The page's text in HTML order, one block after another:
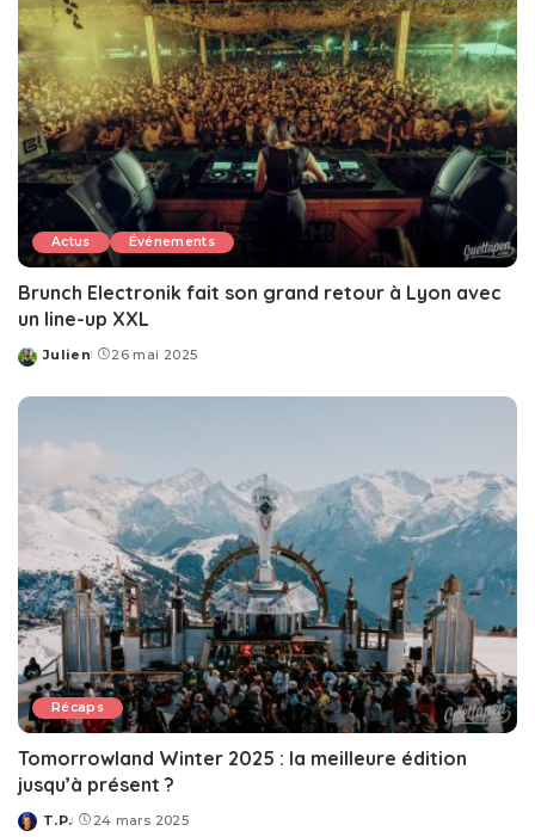
Actus Événements
Brunch Electronik fait son grand retour à Lyon avec
un line-up XXL
Posted
Julien 26 mai 2025
Récaps
Tomorrowland Winter 2025 : la meilleure édition
jusqu’à présent ?
Posted
T.P. 24 mars 2025